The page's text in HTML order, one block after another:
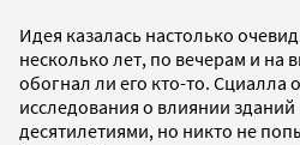
Идея казалась настолько
несколько лет, по вечерам и на
обогнал ли его кто-то. Сциалла
исследования о влиянии
десятилетиями, но никто не